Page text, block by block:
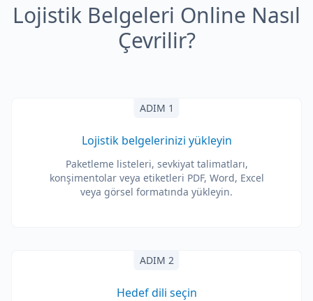
Lojistik Belgeleri Online Nasıl
Çevrilir?
ADIM 1
Lojistik belgelerinizi yükleyin
Paketleme listeleri, sevkiyat talimatları,
konşimentolar veya etiketleri PDF, Word, Excel
veya görsel formatında yükleyin.
ADIM 2
Hedef dili seçin